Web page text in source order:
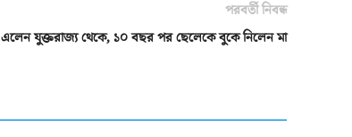
পরবর্তী নিবন্ধ
এলেন যুক্তরাজ্য থেকে, ১০ বছর পর ছেলেকে বুকে নিলেন মা